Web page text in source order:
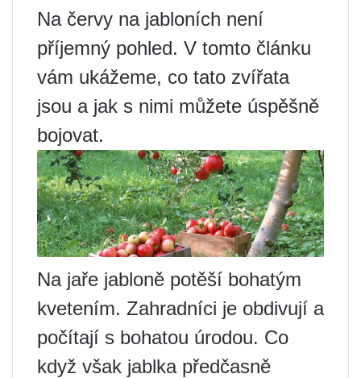
Na červy na jabloních není
příjemný pohled. V tomto článku
vám ukážeme, co tato zvířata
jsou a jak s nimi můžete úspěšně
bojovat.
Na jaře jabloně potěší bohatým
kvetením. Zahradníci je obdivují a
počítají s bohatou úrodou. Co
když však jablka předčasně